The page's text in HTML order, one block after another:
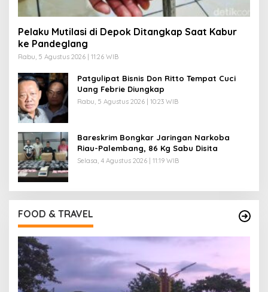
Pelaku Mutilasi di Depok Ditangkap Saat Kabur
ke Pandeglang
Rabu, 5 Agustus 2026 | 11:26 WIB
Patgulipat Bisnis Don Ritto Tempat Cuci
Uang Febrie Diungkap
Rabu, 5 Agustus 2026 | 10:23 WIB
Bareskrim Bongkar Jaringan Narkoba
Riau-Palembang, 86 Kg Sabu Disita
Selasa, 4 Agustus 2026 | 11:19 WIB
FOOD & TRAVEL